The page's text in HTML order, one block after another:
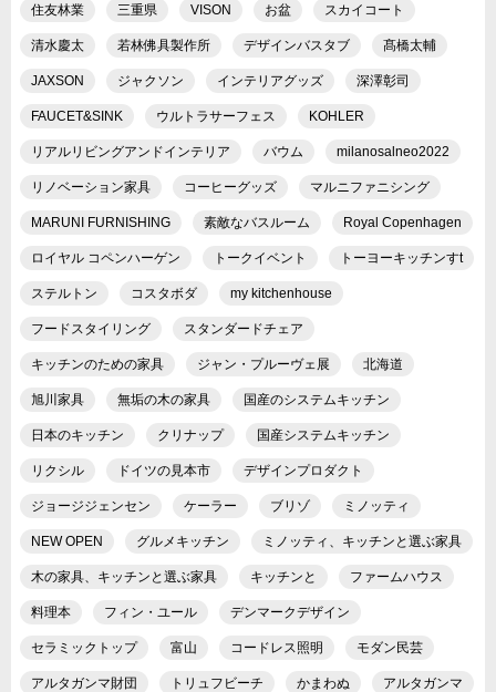
住友林業 三重県 VISON お盆 スカイコート
清水慶太 若林佛具製作所 デザインバスタブ 髙橋太輔
JAXSON ジャクソン インテリアグッズ 深澤彰司
FAUCET&SINK ウルトラサーフェス KOHLER
リアルリビングアンドインテリア バウム milanosalneo2022
リノベーション家具 コーヒーグッズ マルニファニシング
MARUNI FURNISHING 素敵なバスルーム Royal Copenhagen
ロイヤル コペンハーゲン トークイベント トーヨーキッチンすt
ステルトン コスタボダ my kitchenhouse
フードスタイリング スタンダードチェア
キッチンのための家具 ジャン・プルーヴェ展 北海道
旭川家具 無垢の木の家具 国産のシステムキッチン
日本のキッチン クリナップ 国産システムキッチン
リクシル ドイツの見本市 デザインプロダクト
ジョージジェンセン ケーラー ブリゾ ミノッティ
NEW OPEN グルメキッチン ミノッティ、キッチンと選ぶ家具
木の家具、キッチンと選ぶ家具 キッチンと ファームハウス
料理本 フィン・ユール デンマークデザイン
セラミックトップ 富山 コードレス照明 モダン民芸
アルタガンマ財団 トリュフビーチ かまわぬ アルタガンマ